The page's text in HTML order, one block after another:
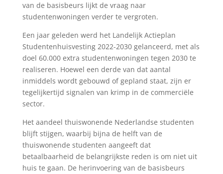
van de basisbeurs lijkt de vraag naar
studentenwoningen verder te vergroten.
Een jaar geleden werd het Landelijk Actieplan
Studentenhuisvesting 2022-2030 gelanceerd, met als
doel 60.000 extra studentenwoningen tegen 2030 te
realiseren. Hoewel een derde van dat aantal
inmiddels wordt gebouwd of gepland staat, zijn er
tegelijkertijd signalen van krimp in de commerciële
sector.
Het aandeel thuiswonende Nederlandse studenten
blijft stijgen, waarbij bijna de helft van de
thuiswonende studenten aangeeft dat
betaalbaarheid de belangrijkste reden is om niet uit
huis te gaan. De herinvoering van de basisbeurs